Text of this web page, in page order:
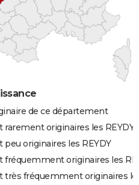
de ce département
originaires les REYDY
originaires les REYDY
originaires les
fréquemment originaires